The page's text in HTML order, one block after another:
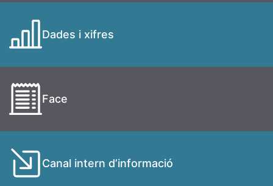
Dades i xifres
Face
Canal intern d’informació